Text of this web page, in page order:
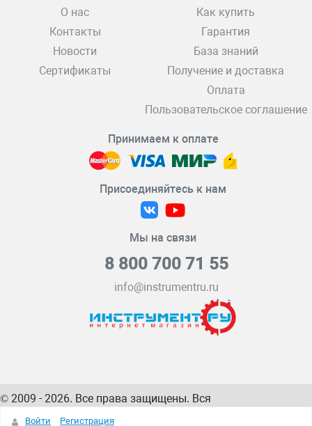
О нас
Контакты
Новости
Сертификаты
Как купить
Гарантия
База знаний
Получение и доставка
Оплата
Пользовательское соглашение
Принимаем к оплате
Присоединяйтесь к нам
Мы на связи
8 800 700 71 55
info@instrumentru.ru
© 2009 - 2026. Все права защищены. Вся
информация на сайте – собственность
Войти Регистрация